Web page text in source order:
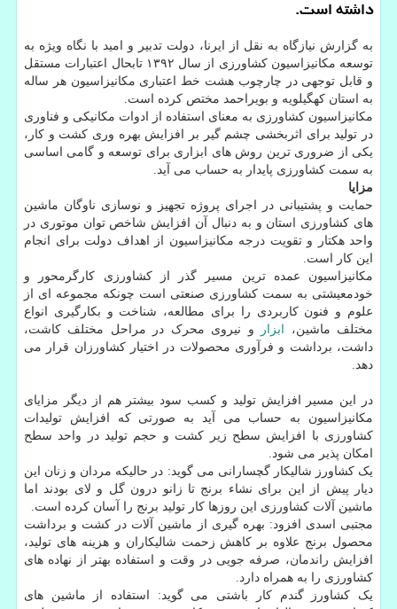
داشته است.
به گزارش نیازگاه به نقل از ایرنا، دولت تدبیر و امید با نگاه ویژه به
توسعه مکانیزاسیون کشاورزی از سال ۱۳۹۲ تابحال اعتبارات مستقل
و قابل توجهی در چارچوب هشت خط اعتباری مکانیزاسیون هر ساله
به استان کهگیلویه و بویراحمد مختص کرده است.
مکانیزاسیون کشاورزی به معنای استفاده از ادوات مکانیکی و فناوری
در تولید برای اثربخشی چشم گیر بر افزایش بهره وری کشت و کار،
یکی از ضروری ترین روش های ابزاری برای توسعه و گامی اساسی
به سمت کشاورزی پایدار به حساب می آید.
مزایا
حمایت و پشتیبانی در اجرای پروژه تجهیز و نوسازی ناوگان ماشین
های کشاورزی استان و به دنبال آن افزایش شاخص توان موتوری در
واحد هکتار و تقویت درجه مکانیزاسیون از اهداف دولت برای انجام
این کار است.
مکانیزاسیون عمده ترین مسیر گذر از کشاورزی کارگرمحور و
خودمعیشتی به سمت کشاورزی صنعتی است چونکه مجموعه ای از
علوم و فنون کاربردی را برای مطالعه، شناخت و بکارگیری انواع
مختلف ماشین،
ابزار
و نیروی محرک در مراحل مختلف کاشت،
داشت، برداشت و فرآوری محصولات در اختیار کشاورزان قرار می
دهد.
در این مسیر افزایش تولید و کسب سود بیشتر هم از دیگر مزایای
مکانیزاسیون به حساب می آید به صورتی که افزایش تولیدات
کشاورزی با افزایش سطح زیر کشت و حجم تولید در واحد سطح
امکان پذیر می شود.
یک کشاورز شالیکار گچسارانی می گوید: در حالیکه مردان و زنان این
دیار پیش از این برای نشاء برنج تا زانو درون گل و لای بودند اما
ماشین آلات کشاورزی این روزها کار تولید برنج را آسان کرده است.
مجتبی اسدی افزود: بهره گیری از ماشین آلات در کشت و برداشت
محصول برنج علاوه بر کاهش زحمت شالیکاران و هزینه های تولید،
افزایش راندمان، صرفه جویی در وقت و استفاده بهتر از نهاده های
کشاورزی را به همراه دارد.
یک کشاورز گندم کار باشتی می گوید: استفاده از ماشین های